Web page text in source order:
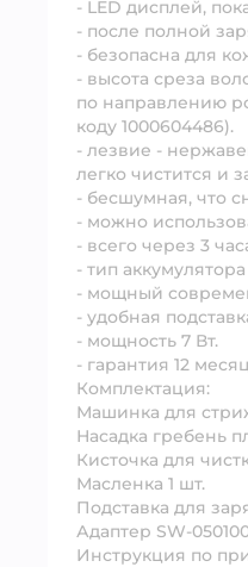
- LED дисплей,
- после полной
- безопасна для
- высота среза
по направлению
коду 1000604486).
- лезвие -
легко чистится и
- бесшумная, что
- можно
- всего через 3
- тип
- мощный
- удобная
- мощность 7 Вт.
- гарантия 12
Комплектация:
Машинка для
Насадка гребень
Кисточка для
Масленка 1 шт.
Подставка для
Адаптер SW-
Инструкция по